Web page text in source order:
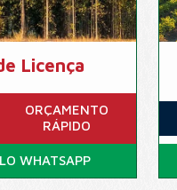
Licença
ORÇAMENTO
RÁPIDO
WHATSAPP